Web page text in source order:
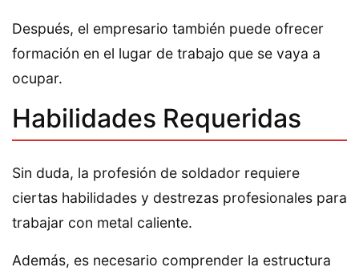
Después, el empresario también puede ofrecer
formación en el lugar de trabajo que se vaya a
ocupar.
Habilidades Requeridas
Sin duda, la profesión de soldador requiere
ciertas habilidades y destrezas profesionales para
trabajar con metal caliente.
Además, es necesario comprender la estructura